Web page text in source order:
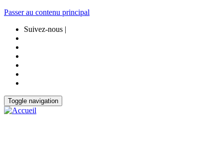
Passer au contenu principal
Suivez-nous |
Toggle navigation